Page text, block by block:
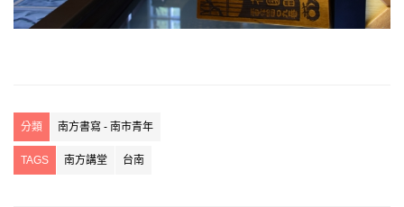
分類 南方書寫 - 南市青年
TAGS 南方講堂 台南